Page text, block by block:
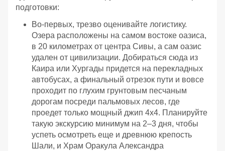
подготовки:
Во-первых, трезво оценивайте логистику.
Озера расположены на самом востоке оазиса,
в 20 километрах от центра Сивы, а сам оазис
удален от цивилизации. Добираться сюда из
Каира или Хургады придется на перекладных
автобусах, а финальный отрезок пути и вовсе
проходит по глухим грунтовым песчаным
дорогам посреди пальмовых лесов, где
проедет только мощный джип 4х4. Планируйте
такую экскурсию минимум на 2–3 дня, чтобы
успеть осмотреть еще и древнюю крепость
Шали, и Храм Оракула Александра